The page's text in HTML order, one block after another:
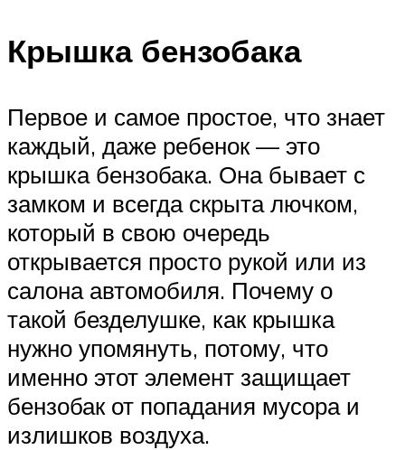
Крышка бензобака
Первое и самое простое, что знает
каждый, даже ребенок — это
крышка бензобака. Она бывает с
замком и всегда скрыта лючком,
который в свою очередь
открывается просто рукой или из
салона автомобиля. Почему о
такой безделушке, как крышка
нужно упомянуть, потому, что
именно этот элемент защищает
бензобак от попадания мусора и
излишков воздуха.